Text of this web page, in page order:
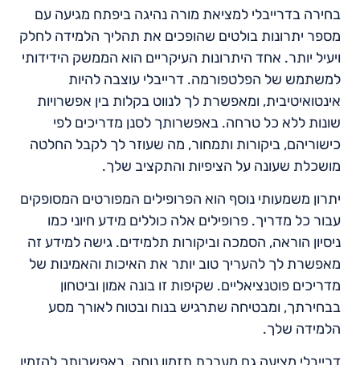
בחירה בדרייבלי למציאת מורה נהיגה ביפתח מגיעה עם
מספר יתרונות בולטים שהופכים את תהליך הלמידה לחלק
ויעיל יותר. אחד היתרונות העיקריים הוא הממשק הידידותי
למשתמש של הפלטפורמה. דרייבלי עוצבה להיות
אינטואיטיבית, ומאפשרת לך לנווט בקלות בין אפשרויות
שונות ללא כל טרחה. באפשרותך לסנן מדריכים לפי
כישוריהם, ביקורות ותמחור, מה שעוזר לך לקבל החלטה
מושכלת שעונה על הציפיות והתקציב שלך.
יתרון משמעותי נוסף הוא הפרופילים המפורטים המסופקים
עבור כל מדריך. פרופילים אלה כוללים מידע חיוני כמו
ניסיון הוראה, הסמכה וביקורות תלמידים. גישה למידע זה
מאפשרת לך להעריך טוב יותר את האיכות והאמינות של
מדריכים פוטנציאליים. שקיפות זו בונה אמון וביטחון
בבחירתך, ומבטיחה שתרגיש בנוח ובטוח לאורך מסע
הלמידה שלך.